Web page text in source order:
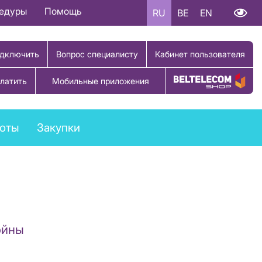
Помощь RU BE EN
Вопрос специалисту Кабинет пользователя
Мобильные приложения Купить товар
Закупки